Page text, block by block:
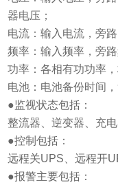
器电压；
电流：输入电流，旁
频率：输入频率，旁
功率：各相有功功率
电池：电池备份时间
●监视状态包括：
整流器、逆变器、充
●控制包括：
远程关UPS、远程开
●报警主要包括：